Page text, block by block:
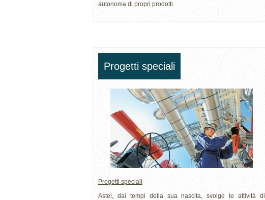
autonoma di propri prodotti.
Progetti speciali
Progetti speciali
Astel, dai tempi della sua nascita, svolge le attività di